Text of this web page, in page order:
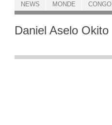
ACCUEIL
Daniel Aselo Okito
NEWS MONDE CONGO